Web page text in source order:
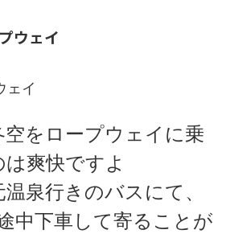
ウェイ
ェイ
をロープウェイに乗
は爽快ですよ
泉行きのバスにて、
中下車して寄ることが